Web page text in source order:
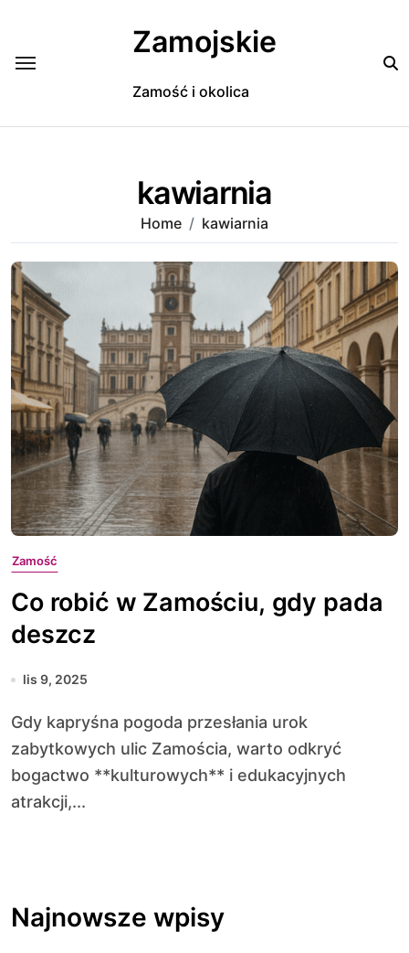
Zamojskie
Zamość i okolica
kawiarnia
Home kawiarnia
Zamość
Co robić w Zamościu, gdy pada
deszcz
lis 9, 2025
Gdy kapryśna pogoda przesłania urok
zabytkowych ulic Zamościa, warto odkryć
bogactwo **kulturowych** i edukacyjnych
atrakcji,...
Najnowsze wpisy